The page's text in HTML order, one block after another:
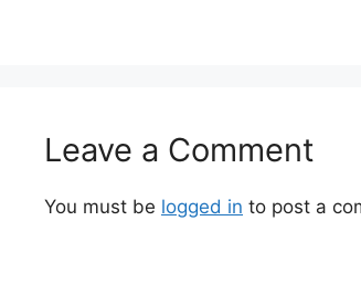
Leave a Comment
You must be logged in to post a